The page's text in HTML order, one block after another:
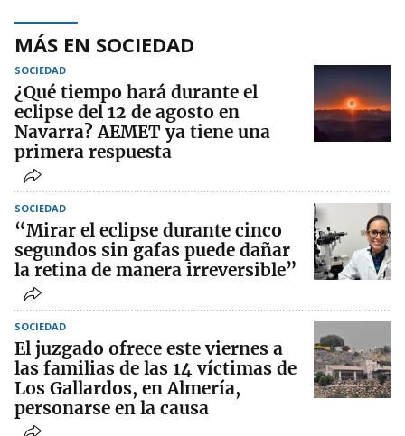
MÁS EN SOCIEDAD
SOCIEDAD
¿Qué tiempo hará durante el
eclipse del 12 de agosto en
Navarra? AEMET ya tiene una
primera respuesta
SOCIEDAD
“Mirar el eclipse durante cinco
segundos sin gafas puede dañar
la retina de manera irreversible”
SOCIEDAD
El juzgado ofrece este viernes a
las familias de las 14 víctimas de
Los Gallardos, en Almería,
personarse en la causa